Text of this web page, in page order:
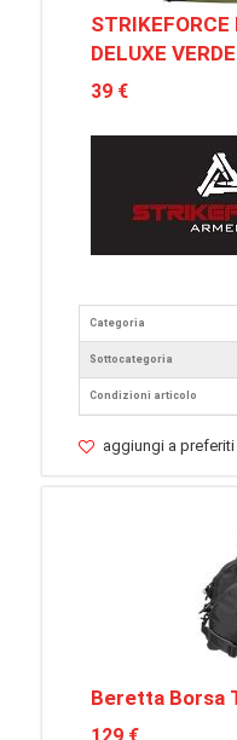
STRIKEFORCE
DELUXE VERDE
39 €
Categoria
Sottocategoria
Condizioni articolo
aggiungi a preferiti
Beretta Borsa